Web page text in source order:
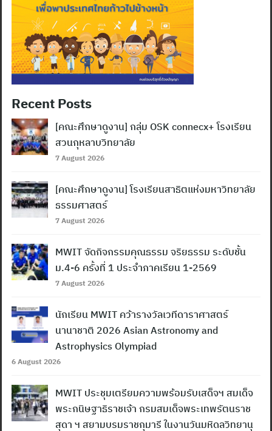
Recent Posts
[คณะศึกษาดูงาน] กลุ่ม OSK connecx+ โรงเรียน
สวนกุหลาบวิทยาลัย
7 August 2026
[คณะศึกษาดูงาน] โรงเรียนสาธิตแห่งมหาวิทยาลัย
ธรรมศาสตร์
7 August 2026
MWIT จัดกิจกรรมคุณธรรม จริยธรรม ระดับชั้น
ม.4-6 ครั้งที่ 1 ประจำภาคเรียน 1-2569
7 August 2026
นักเรียน MWIT คว้ารางวัลเวทีดาราศาสตร์
นานาชาติ 2026 Asian Astronomy and
Astrophysics Olympiad
6 August 2026
MWIT ประชุมเตรียมความพร้อมรับเสด็จฯ สมเด็จ
พระกนิษฐาธิราชเจ้า กรมสมเด็จพระเทพรัตนราช
สุดา ฯ สยามบรมราชกุมารี ในงานวันมหิดลวิทยานุ